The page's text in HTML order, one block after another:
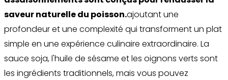
saveur naturelle du poisson.ajoutant une
profondeur et une complexité qui transforment un plat
simple en une expérience culinaire extraordinaire. La
sauce soja, l'huile de sésame et les oignons verts sont
les ingrédients traditionnels, mais vous pouvez